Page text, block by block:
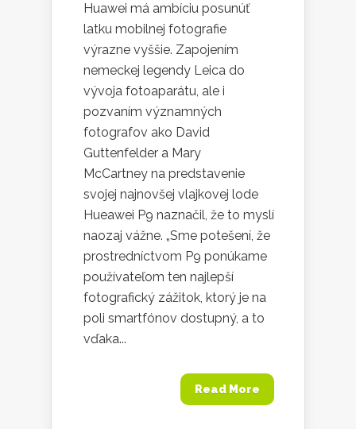
Huawei má ambíciu posunúť
latku mobilnej fotografie
výrazne vyššie. Zapojením
nemeckej legendy Leica do
vývoja fotoaparátu, ale i
pozvaním významných
fotografov ako David
Guttenfelder a Mary
McCartney na predstavenie
svojej najnovšej vlajkovej lode
Hueawei P9 naznačil, že to myslí
naozaj vážne. „Sme potešení, že
prostredníctvom P9 ponúkame
používateľom ten najlepší
fotografický zážitok, ktorý je na
poli smartfónov dostupný, a to
vďaka...
Read More